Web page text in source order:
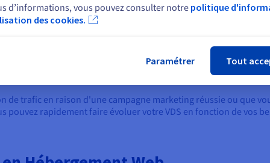
voisins bruyants ou des chutes de vitesse soudaines pendant
un environnement prévisible et stable, vous donnant la
crainte de contention de ressources.
qui fait souvent défaut aux machines dédiées
capacité à la demande, à mesure que vos besoins évoluent.
de trafic en raison d'une campagne marketing réussie ou que
rapidement faire évoluer votre VDS en fonction de vos
d’informations, vous pouvez consulter notre politique
des cookies.
Paramétrer Tout